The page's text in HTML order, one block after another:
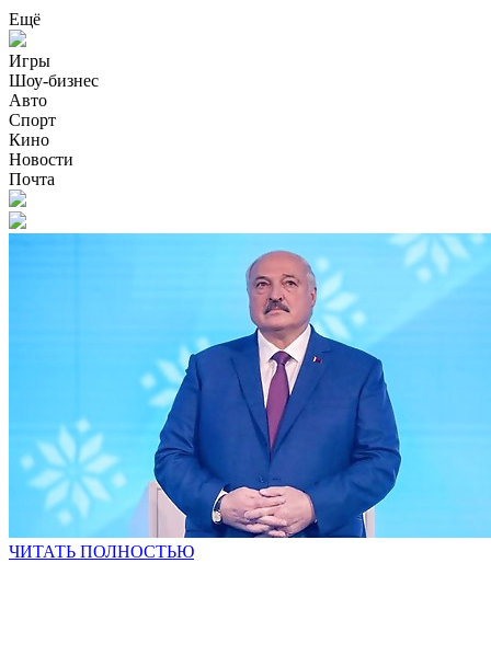
Ещё
Игры
Шоу-бизнес
Авто
Спорт
Кино
Новости
Почта
ЧИТАТЬ ПОЛНОСТЬЮ